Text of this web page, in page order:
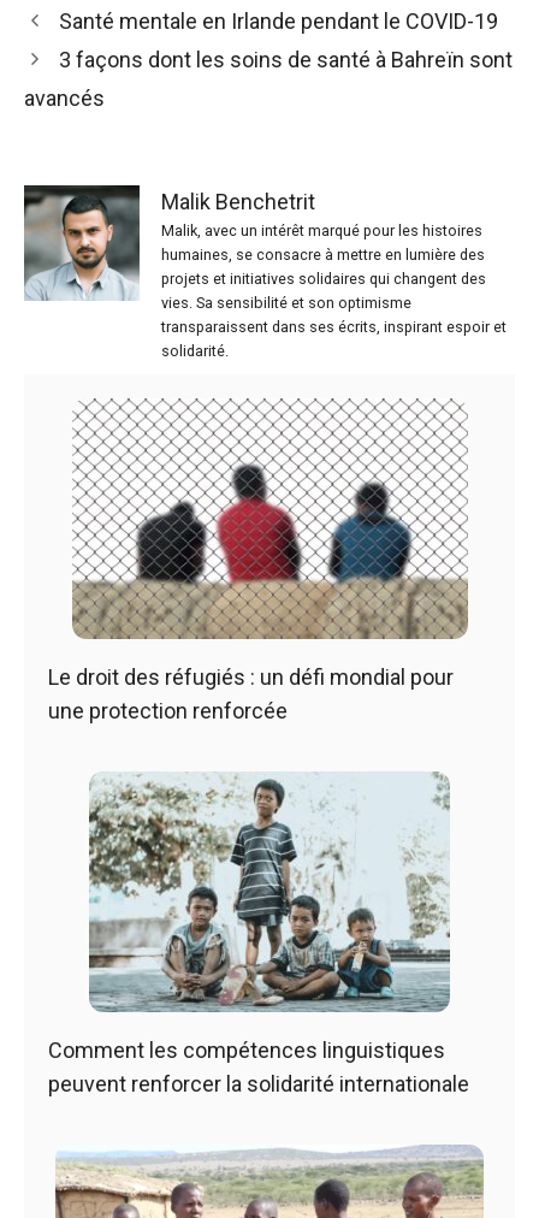
Santé mentale en Irlande pendant le COVID-19
3 façons dont les soins de santé à Bahreïn sont
avancés
Malik Benchetrit
Malik, avec un intérêt marqué pour les histoires
humaines, se consacre à mettre en lumière des
projets et initiatives solidaires qui changent des
vies. Sa sensibilité et son optimisme
transparaissent dans ses écrits, inspirant espoir et
solidarité.
Le droit des réfugiés : un défi mondial pour
une protection renforcée
Comment les compétences linguistiques
peuvent renforcer la solidarité internationale